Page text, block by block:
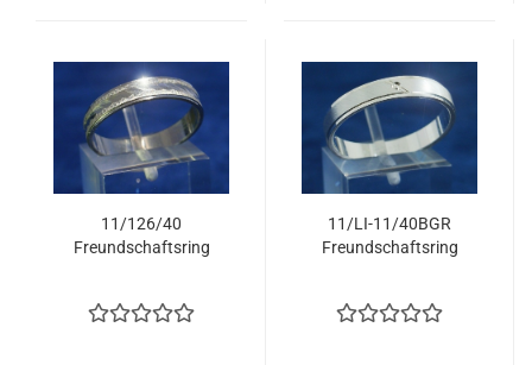
11/126/40
Freundschaftsring
11/LI-11/40BGR
Freundschaftsring